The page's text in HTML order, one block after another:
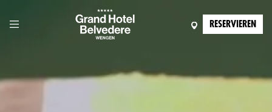
RESERVIEREN